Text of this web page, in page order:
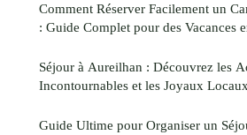
Comment Réserver Facilement un
: Guide Complet pour des Vacances
Séjour à Aureilhan : Découvrez les
Incontournables et les Joyaux Locaux
Guide Ultime pour Organiser un